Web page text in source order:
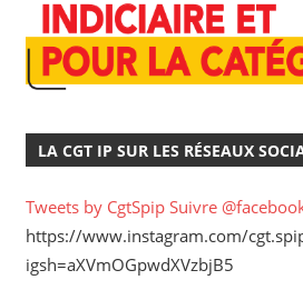
LA CGT IP SUR LES RÉSEAUX
Tweets by CgtSpip Suivre
https://www.instagram.com/
igsh=aXVmOGpwdXVzbjB5